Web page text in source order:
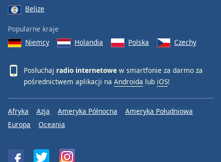
Belize
Popularne kraje
Niemcy
Holandia Polska Czechy
Posłuchaj radio internetowe w smartfonie za darmo za
pośrednictwem aplikacji na Androida lub iOS!
Afryka Azja Ameryka Północna
Ameryka Południowa
Europa
Oceania